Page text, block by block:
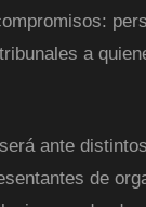
a
ante
de